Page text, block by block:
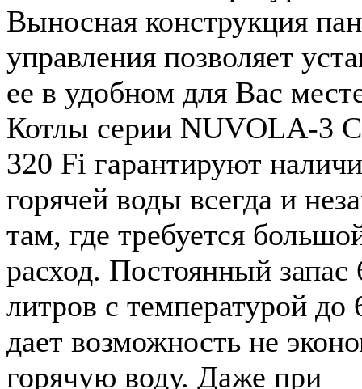
Выносная конструкция
управления позволяет
ее в удобном для Вас
Котлы серии NUVOLA-3
320 Fi гарантируют
горячей воды всегда и
там, где требуется
расход. Постоянный запас
литров с температурой до
дает возможность не
горячую воду. Даже при